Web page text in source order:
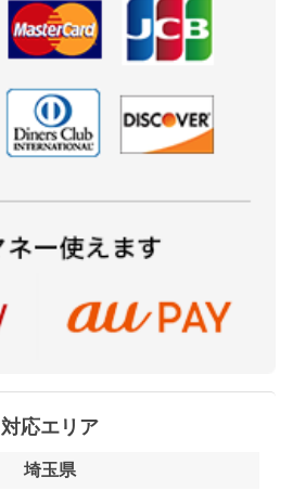
対応エリア
埼玉県